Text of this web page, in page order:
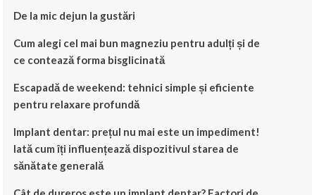
De la mic dejun la gustări
Cum alegi cel mai bun magneziu pentru adulți și de
ce contează forma bisglicinată
Escapadă de weekend: tehnici simple și eficiente
pentru relaxare profundă
Implant dentar: prețul nu mai este un impediment!
Iată cum îți influențează dispozitivul starea de
sănătate generală